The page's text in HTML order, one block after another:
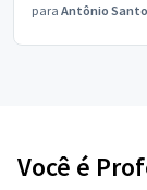
para Antônio
Você é